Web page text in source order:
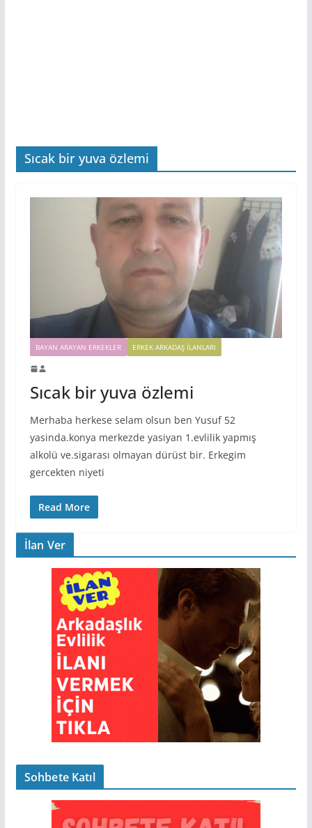
Sıcak bir yuva özlemi
BAYAN ARAYAN ERKEKLER ERKEK ARKADAŞ ILANLARI
Sıcak bir yuva özlemi
Merhaba herkese selam olsun ben Yusuf 52
yasinda.konya merkezde yasiyan 1.evlilik yapmış
alkolü ve.sigarası olmayan dürüst bir. Erkegim
gercekten niyeti
Read More
İlan Ver
Sohbete Katıl